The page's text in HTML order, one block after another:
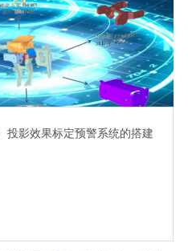
投影效果标定预警系统的搭建